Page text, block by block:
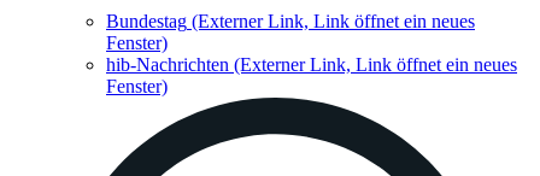
Bundestag (Externer Link, Link öffnet ein neues
Fenster)
hib-Nachrichten (Externer Link, Link öffnet ein neues
Fenster)